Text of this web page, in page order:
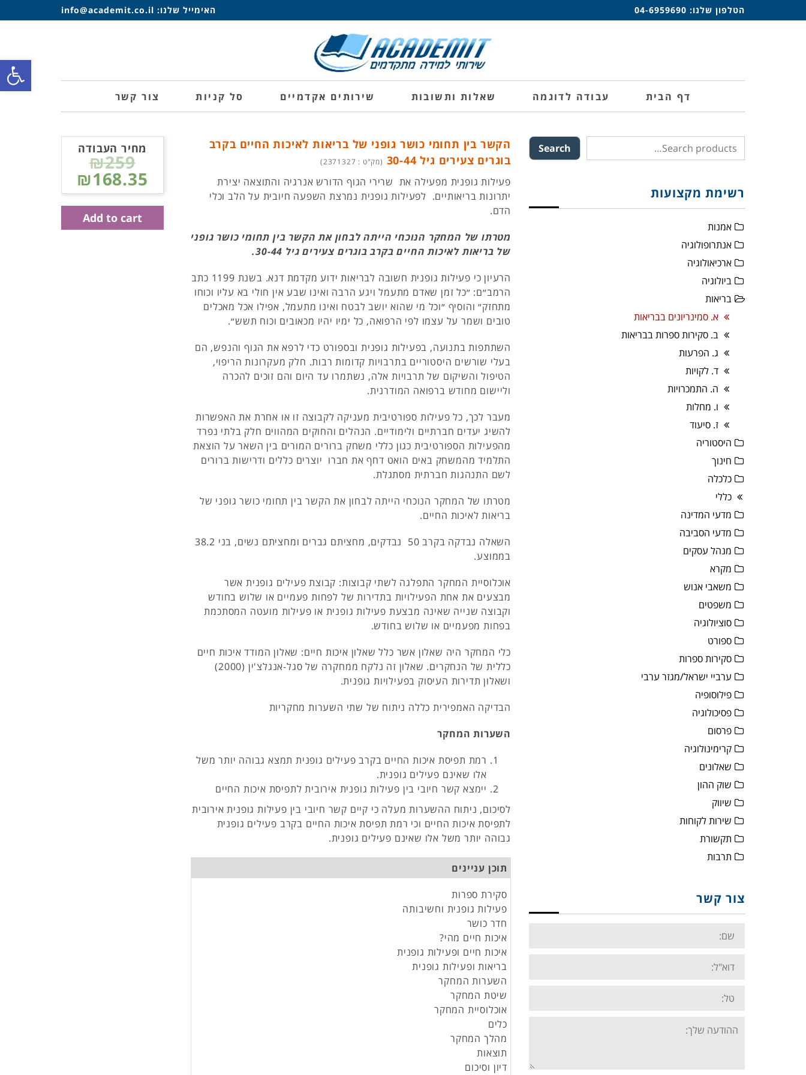
הטלפון שלנו: 04-6959690 האימייל שלנו: info@academit.co.il
דף הבית עבודה לדוגמה שאלות ותשובות שירותים אקדמיים סל קניות צור קשר
הקשר בין תחומי כושר גופני של בריאות לאיכות החיים בקרב
בוגרים צעירים גיל 30-44
(מק"ט : 2371327)
פעילות גופנית מפעילה את שרירי הגוף הדורש אנרגיה והתוצאה יצירת
יתרונות בריאותיים. לפעילות גופנית נמרצת השפעה חיובית על הלב וכלי
הדם.
מטרתו של המחקר הנוכחי הייתה לבחון את הקשר בין תחומי כושר גופני
של בריאות לאיכות החיים בקרב בוגרים צעירים גיל 30-44.
הרעיון כי פעילות גופנית חשובה לבריאות ידוע מקדמת דנא. בשנת 1199 כתב
הרמב״ם: ״כל זמן שאדם מתעמל ויגע הרבה ואינו שבע אין חולי בא עליו וכוחו
מתחזק״ והוסיף ״וכל מי שהוא יושב לבטח ואינו מתעמל, אפילו אכל מאכלים
טובים ושמר על עצמו לפי הרפואה, כל ימיו יהיו מכאובים וכוח תשש״.
השתתפות בתנועה, בפעילות גופנית ובספורט כדי לרפא את הגוף והנפש, הם
בעלי שורשים היסטוריים בתרבויות קדומות רבות. חלק מעקרונות הריפוי,
הטיפול והשיקום של תרבויות אלה, נשתמרו עד היום והם זוכים להכרה
וליישום מחודש ברפואה המודרנית.
מעבר לכך, כל פעילות ספורטיבית מעניקה לקבוצה זו או אחרת את האפשרות
להשיג יעדים חברתיים ולימודיים. הנהלים והחוקים המהווים חלק בלתי נפרד
מהפעילות הספורטיבית כגון כללי משחק ברורים המורים בין השאר על הוצאת
התלמיד מהמשחק באים הואט דחף את חברו יוצרים כללים ודרישות ברורים
לשם התנהגות חברתית מסתגלת.
מטרתו של המחקר הנוכחי הייתה לבחון את הקשר בין תחומי כושר גופני של
בריאות לאיכות החיים.
השאלה נבדקה בקרב 50 נבדקים, מחציתם גברים ומחציתם נשים, בני 38.2
בממוצע.
אוכלוסיית המחקר התפלגה לשתי קבוצות: קבוצת פעילים גופנית אשר
מבצעים את אחת הפעילויות בתדירות של לפחות פעמיים או שלוש בחודש
וקבוצה שנייה שאינה מבצעת פעילות גופנית או פעילות מועטה המסתכמת
בפחות מפעמיים או שלוש בחודש.
כלי המחקר היה שאלון אשר כלל שאלון איכות חיים: שאלון המודד איכות חיים
כללית של הנחקרים. שאלון זה נלקח ממחקרה של סגל-אנגלצ'ין (2000)
ושאלון תדירות העיסוק בפעילויות גופנית.
הבדיקה האמפירית כללה ניתוח של שתי השערות מחקריות
השערות המחקר
רמת תפיסת איכות החיים בקרב פעילים גופנית תמצא גבוהה יותר משל
אלו שאינם פעילים גופנית.
יימצא קשר חיובי בין פעילות גופנית אירובית לתפיסת איכות החיים
לסיכום, ניתוח ההשערות מעלה כי קיים קשר חיובי בין פעילות גופנית אירובית
לתפיסת איכות החיים וכי רמת תפיסת איכות החיים בקרב פעילים גופנית
גבוהה יותר משל אלו שאינם פעילים גופנית.
תוכן עניינים
סקירת ספרות
פעילות גופנית וחשיבותה
חדר כושר
איכות חיים מהי?
איכות חיים ופעילות גופנית
בריאות ופעילות גופנית
השערות המחקר
שיטת המחקר
אוכלוסיית המחקר
כלים
מהלך המחקר
תוצאות
דיון וסיכום
מחיר העבודה
₪259
₪168.35
Add to cart
Search
רשימת מקצועות
אמנות
אנתרופולוגיה
ארכיאולוגיה
ביולוגיה
בריאות
א. סמינריונים בבריאות
ב. סקירות ספרות בבריאות
ג. הפרעות
ד. לקויות
ה. התמכרויות
ו. מחלות
ז. סיעוד
היסטוריה
חינוך
כלכלה
כללי
מדעי המדינה
מדעי הסביבה
מנהל עסקים
מקרא
משאבי אנוש
משפטים
סוציולוגיה
ספורט
סקירות ספרות
ערביי ישראל/מגזר ערבי
פילוסופיה
פסיכולוגיה
פרסום
קרימינולוגיה
שאלונים
שוק ההון
שיווק
שירות לקוחות
תקשורת
תרבות
צור קשר
Name:
Email:
Tel:
Your
message:
פתח